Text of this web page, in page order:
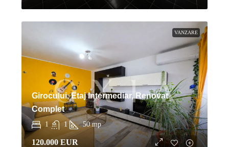
VANZARE
Girocului, Etaj Intermediar, Renovat
Complet
1 1 50 mp
120.000 EUR